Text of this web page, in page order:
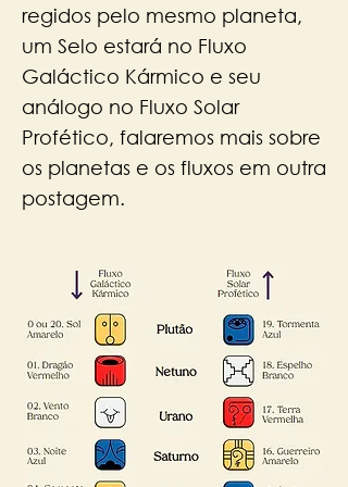
regidos pelo mesmo planeta,
um Selo estará no Fluxo
Galáctico Kármico e seu
análogo no Fluxo Solar
Profético, falaremos mais sobre
os planetas e os fluxos em outra
postagem.